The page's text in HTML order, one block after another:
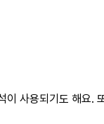
사용되기도 해요.